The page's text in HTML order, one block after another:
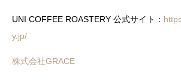
UNI COFFEE ROASTERY 公式サイト：
y.jp/
株式会社GRACE